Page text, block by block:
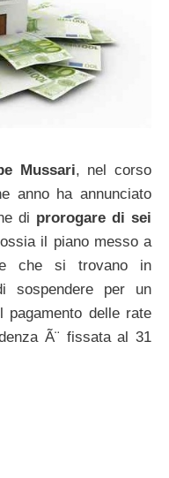
Mussari, nel corso
anno ha annunciato
di prorogare di sei
il piano messo a
che si trovano in
per un
pagamento delle rate
Ã¨ fissata al 31